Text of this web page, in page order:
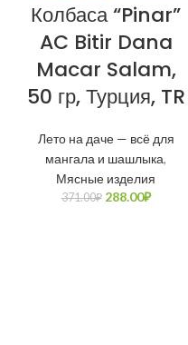
Колбаса “Pinar”
AC Bitir Dana
Macar Salam,
50 гр, Турция, TR
Лето на даче — всё для
мангала и шашлыка,
Мясные изделия
371.00₽ 288.00₽